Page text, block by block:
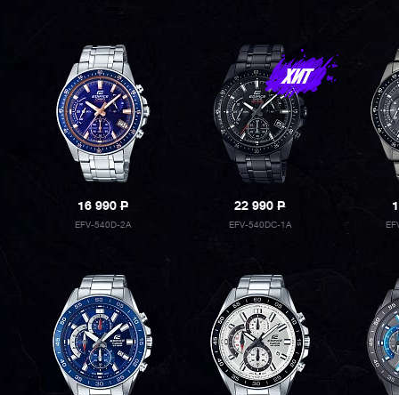
16 990P
EFV-540D-2A
22 990P
EFV-540DC-1A